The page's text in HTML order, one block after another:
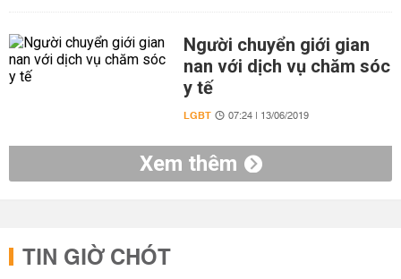
Người chuyển giới gian
nan với dịch vụ chăm sóc
y tế
LGBT 07:24 | 13/06/2019
Xem thêm
TIN GIỜ CHÓT